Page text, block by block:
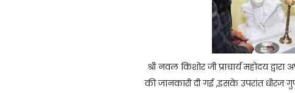
श्री नवल किशोर जी प्राचार्य महोदय
की जानकारी दी गई ,इसके उपरांत धीरज